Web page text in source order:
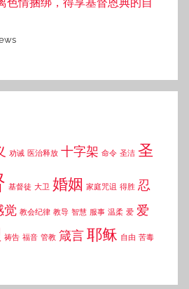
劝诫 医治释放 十字架 命令 圣洁 圣
基督徒 大卫 婚姻 家庭咒诅 得胜 忍
觉 教会纪律 教导 智慧 服事 温柔 爱 爱
祷告 福音 管教 箴言耶稣 自由 苦毒